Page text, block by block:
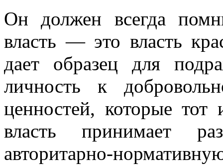
Он должен всегда
власть — это власть
дает образец для
личность к
ценностей, которые тот
власть принимает
авторитарно-